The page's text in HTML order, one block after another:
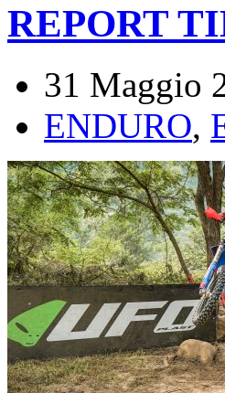
REPORT
31 Maggio
ENDURO,